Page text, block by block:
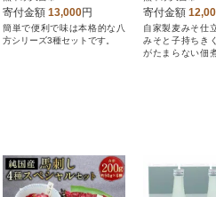
(3種各2本)
寄付金額 13,000円
簡単で便利で味は本格的な八
方シリーズ3種セットです。
3)化粧箱入り
寄付金額
自家製麦みそ仕
みそと子持ちき
がたまらない佃